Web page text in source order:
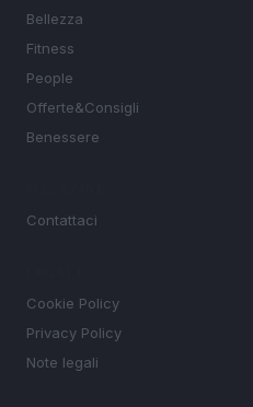
Bellezza
Fitness
People
Offerte&Consigli
Benessere
Contattaci
Cookie Policy
Privacy Policy
Note legali